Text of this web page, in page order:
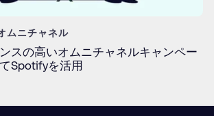
ムニチャネル
スの高いオムニチャネルキャンペー
Spotifyを活用